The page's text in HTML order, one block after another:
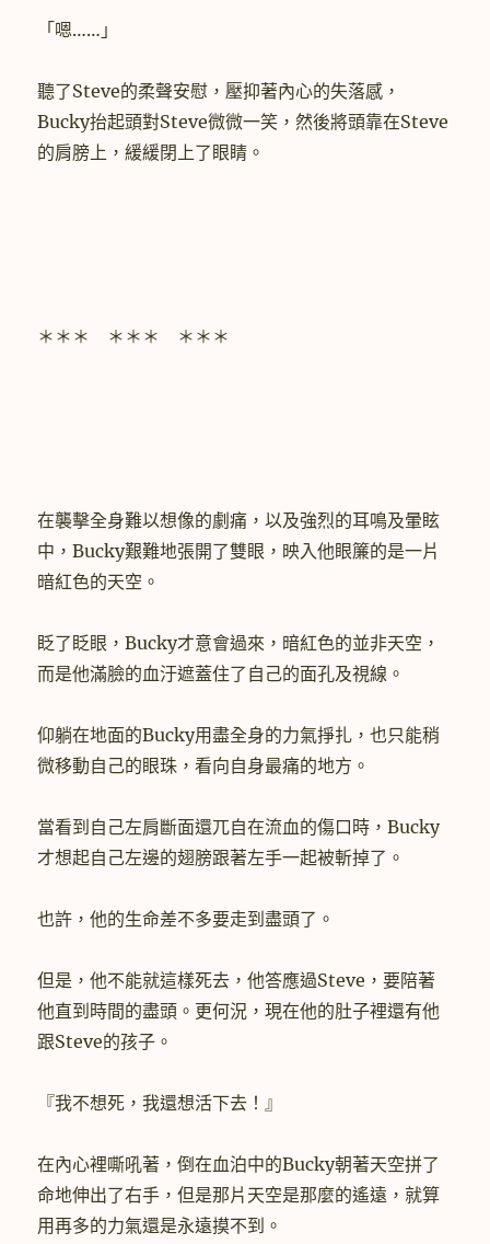
「嗯……」
聽了Steve的柔聲安慰，壓抑著內心的失落感，
Bucky抬起頭對Steve微微一笑，然後將頭靠在Steve
的肩膀上，緩緩閉上了眼睛。
＊＊＊ ＊＊＊ ＊＊＊
在襲擊全身難以想像的劇痛，以及強烈的耳鳴及暈眩
中，Bucky艱難地張開了雙眼，映入他眼簾的是一片
暗紅色的天空。
眨了眨眼，Bucky才意會過來，暗紅色的並非天空，
而是他滿臉的血汙遮蓋住了自己的面孔及視線。
仰躺在地面的Bucky用盡全身的力氣掙扎，也只能稍
微移動自己的眼珠，看向自身最痛的地方。
當看到自己左肩斷面還兀自在流血的傷口時，Bucky
才想起自己左邊的翅膀跟著左手一起被斬掉了。
也許，他的生命差不多要走到盡頭了。
但是，他不能就這樣死去，他答應過Steve，要陪著
他直到時間的盡頭。更何況，現在他的肚子裡還有他
跟Steve的孩子。
『我不想死，我還想活下去！』
在內心裡嘶吼著，倒在血泊中的Bucky朝著天空拼了
命地伸出了右手，但是那片天空是那麼的遙遠，就算
用再多的力氣還是永遠摸不到。